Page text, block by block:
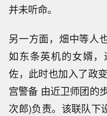
并未听命。
另一方面，畑中等人
如东条英机的女婿
佐，此时也加入了政
宫警备 由近卫师团的
次郎)负责。该联队下